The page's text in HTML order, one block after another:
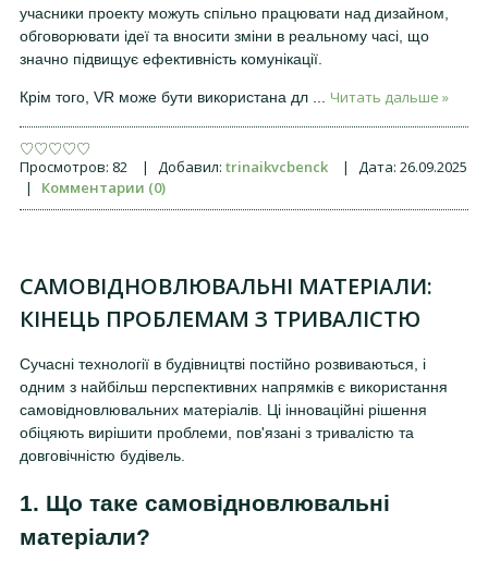
учасники проекту можуть спільно працювати над дизайном,
обговорювати ідеї та вносити зміни в реальному часі, що
значно підвищує ефективність комунікації.
Крім того, VR може бути використана дл Читать дальше »
Просмотров: 82 | Добавил: trinaikvcbenck | Дата: 26.09.2025
|
Комментарии (0)
САМОВІДНОВЛЮВАЛЬНІ МАТЕРІАЛИ:
КІНЕЦЬ ПРОБЛЕМАМ З ТРИВАЛІСТЮ
Сучасні технології в будівництві постійно розвиваються, і
одним з найбільш перспективних напрямків є використання
самовідновлювальних матеріалів. Ці інноваційні рішення
обіцяють вирішити проблеми, пов'язані з тривалістю та
довговічністю будівель.
1. Що таке самовідновлювальні
матеріали?